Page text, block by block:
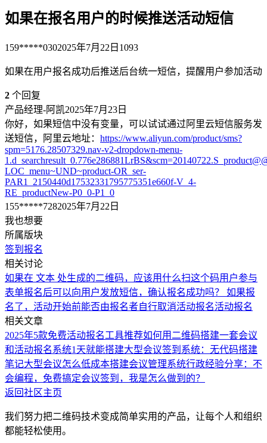
如果在报名用户的时候推送活动短信
159*****0302025年7月22日 1093
如果在用户报名成功后推送后台统一短信，提醒用户参加活动
2 个回复
产品经理-阿凯2025年7月23日
你好，如果短信中没有变量，可以试试通过阿里云短信服务发
送短信，阿里云地址： https://www.aliyun.com/product/sms?
spm=5176.28507329.nav-v2-dropdown-menu-
LOC_menu~UND~product-OR_ser-
PAR1_2150440d17532331795775351e660f-V_4-
RE_productNew-P0_0-P1_0
155*****7282025年7月22日
我也想要
所属版块
签到报名
相关讨论
如果在 文本 处生成的二维码，应该用什么扫这个码用户参与
表单报名后可以向用户发放短信，确认报名成功吗？ 如果报
名了，活动开始前能否由报名者自行取消活动报名活动报名
相关文章
2025年5款免费活动报名工具推荐如何用二维码搭建一套会议
和活动报名系统1天就能搭建大型会议签到系统：无代码搭建
笔记大型会议怎么低成本搭建会议管理系统行政经验分享：不
会编程，免费搞定会议签到，我是怎么做到的？
返回社区主页
我们努力把二维码技术变成简单实用的产品，让每个人和组织
都能轻松使用。